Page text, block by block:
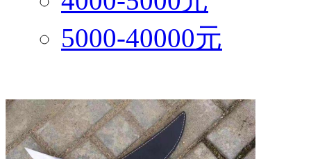
5000-40000元